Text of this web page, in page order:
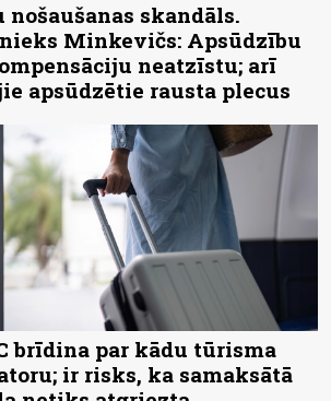
nošaušanas skandāls.
Minkevičs: Apsūdzību
neatzīstu; arī
apsūdzētie rausta plecus
brīdina par kādu tūrisma
ir risks, ka samaksātā